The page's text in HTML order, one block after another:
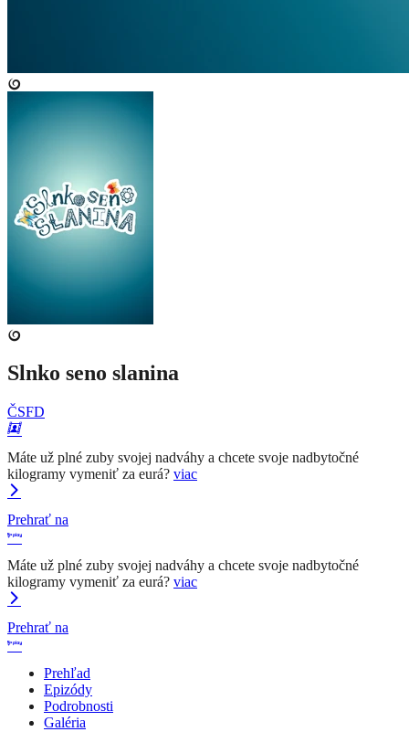
Slnko seno slanina
ČSFD
Máte už plné zuby svojej nadváhy a chcete svoje nadbytočné
kilogramy vymeniť za eurá? viac
Prehrať na
Máte už plné zuby svojej nadváhy a chcete svoje nadbytočné
kilogramy vymeniť za eurá? viac
Prehrať na
Prehľad
Epizódy
Podrobnosti
Galéria